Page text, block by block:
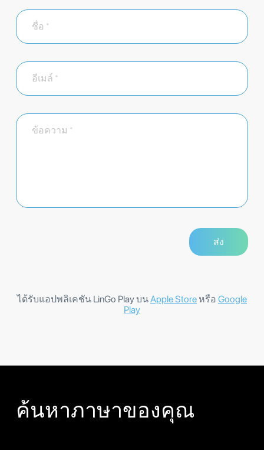
ได้รับแอปพลิเคชัน LinGo Play บนApple Store หรือ Google
Play
ค้นหาภาษาของคุณ